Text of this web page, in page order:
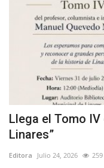
Llega el Tomo
Linares”
Editora Julio 24, 2026 259